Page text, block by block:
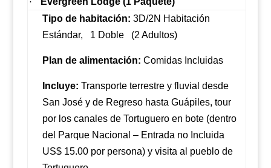
Tipo de habitación: 3D/2N Habitación
Estándar,
1 Doble (2 Adultos)
Plan de alimentación: Comidas Incluidas
Incluye: Transporte terrestre y fluvial desde
San José y de Regreso hasta Guápiles, tour
por los canales de Tortuguero en bote (dentro
del Parque Nacional – Entrada no Incluida
US$ 15.00 por persona) y visita al pueblo de